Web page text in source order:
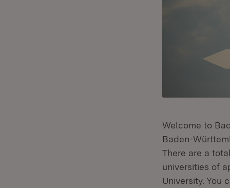
Welcome to
Baden-
There are a
universities of
University. You